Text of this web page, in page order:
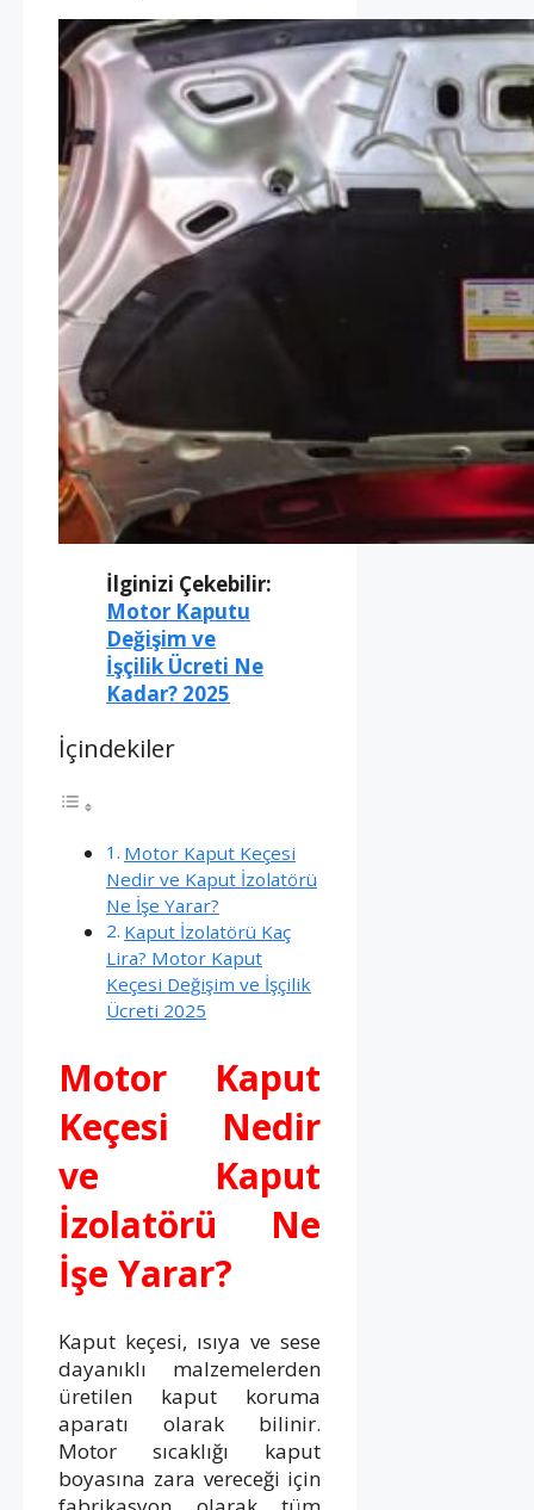
İlginizi Çekebilir:
Motor Kaputu
Değişim ve
İşçilik Ücreti Ne
Kadar? 2025
İçindekiler
Motor Kaput Keçesi
Nedir ve Kaput İzolatörü
Ne İşe Yarar?
Kaput İzolatörü Kaç
Lira? Motor Kaput
Keçesi Değişim ve İşçilik
Ücreti 2025
Motor Kaput
Keçesi Nedir
ve Kaput
İzolatörü Ne
İşe Yarar?
Kaput keçesi, ısıya ve sese
dayanıklı malzemelerden
üretilen kaput koruma
aparatı olarak bilinir.
Motor sıcaklığı kaput
boyasına zara vereceği için